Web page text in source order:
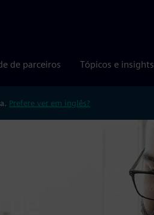
de parceiros Tópicos e insights
Prefere ver em inglês?